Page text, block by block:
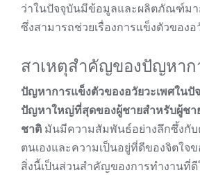
ว่าในปัจจุบันมีข้อมูลและผลิตภัณฑ์ม
ซึ่งสามารถช่วยเรื่องการแข็งตัวของอ
สาเหตุสำคัญของปัญหาก
ปัญหาการแข็งตัวของอวัยวะเพศในปั
ปัญหาใหญ่ที่สุดของผู้ชายสำหรับผู้ชา
ชาติ มันมีความสัมพันธ์อย่างลึกซึ้งกั
ตนเองและความเป็นอยู่ที่ดีของจิตใจ
สิ่งนี้เป็นส่วนสำคัญของการทำงานที่